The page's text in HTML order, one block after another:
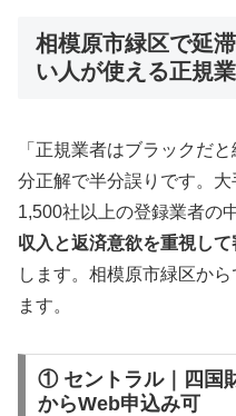
相模原市緑区で延
い人が使える正規
「正規業者はブラックだ
分正解で半分誤りです。
1,500社以上の登録業者の
収入と返済意欲を重視し
します。相模原市緑区か
ます。
① セントラル｜四国
からWeb申込み可